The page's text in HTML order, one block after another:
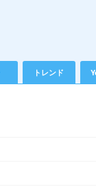
トレンド